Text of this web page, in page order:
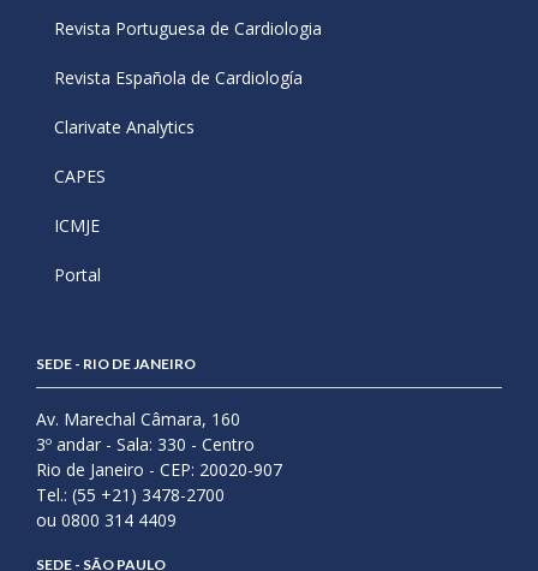
Revista Portuguesa de Cardiologia
Revista Española de Cardiología
Clarivate Analytics
CAPES
ICMJE
Portal
SEDE - RIO DE JANEIRO
Av. Marechal Câmara, 160
3º andar - Sala: 330 - Centro
Rio de Janeiro - CEP: 20020-907
Tel.: (55 +21) 3478-2700
ou 0800 314 4409
SEDE - SÃO PAULO